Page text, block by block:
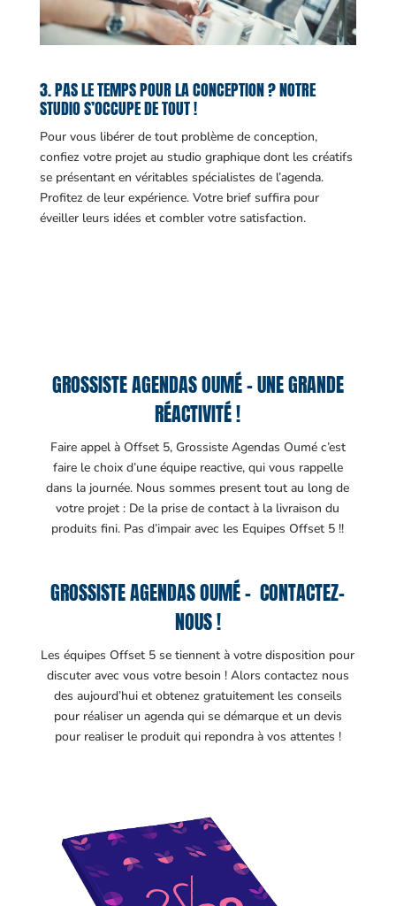
3. PAS LE TEMPS POUR LA CONCEPTION ? NOTRE
STUDIO S’OCCUPE DE TOUT !
Pour vous libérer de tout problème de conception,
confiez votre projet au studio graphique dont les créatifs
se présentant en véritables spécialistes de l’agenda.
Profitez de leur expérience. Votre brief suffira pour
éveiller leurs idées et combler votre satisfaction.
GROSSISTE AGENDAS OUMÉ – UNE GRANDE
RÉACTIVITÉ !
Faire appel à Offset 5, Grossiste Agendas Oumé c’est
faire le choix d’une équipe reactive, qui vous rappelle
dans la journée. Nous sommes present tout au long de
votre projet : De la prise de contact à la livraison du
produits fini. Pas d’impair avec les Equipes Offset 5 !!
GROSSISTE AGENDAS OUMÉ – CONTACTEZ-
NOUS !
Les équipes Offset 5 se tiennent à votre disposition pour
discuter avec vous votre besoin ! Alors contactez nous
des aujourd’hui et obtenez gratuitement les conseils
pour réaliser un agenda qui se démarque et un devis
pour realiser le produit qui repondra à vos attentes !